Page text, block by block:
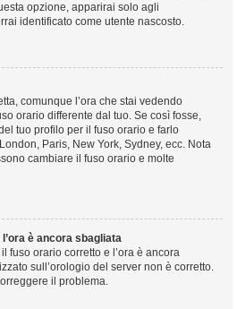
opzione, apparirai solo agli
identificato come utente nascosto.
comunque l’ora che stai vedendo
orario differente dal tuo. Se così fosse,
tuo profilo per il fuso orario e farlo
Paris, New York, Sydney, ecc. Nota
cambiare il fuso orario e molte
è ancora sbagliata
fuso orario corretto e l’ora è ancora
sull’orologio del server non è corretto.
il problema.